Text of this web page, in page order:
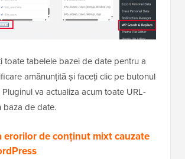
toate tabelele bazei de date pentru a
amănunțită și faceți clic pe butonul
Pluginul va actualiza acum toate URL-
baza de date.
erorilor de conținut mixt cauzate